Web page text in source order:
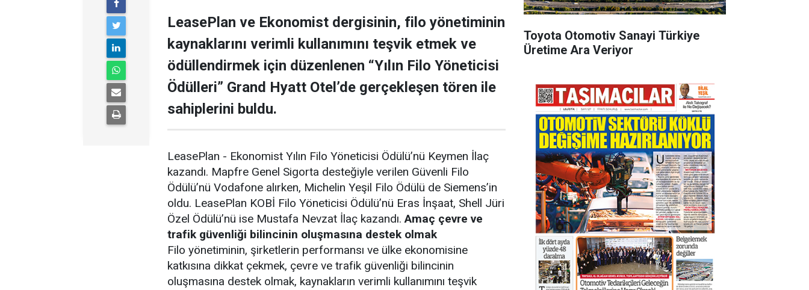
LeasePlan ve Ekonomist dergisinin, filo yönetiminin
kaynaklarını verimli kullanımını teşvik etmek ve
ödüllendirmek için düzenlenen “Yılın Filo Yöneticisi
Ödülleri” Grand Hyatt Otel’de gerçekleşen tören ile
sahiplerini buldu.
LeasePlan - Ekonomist Yılın Filo Yöneticisi Ödülü’nü Keymen İlaç
kazandı. Mapfre Genel Sigorta desteğiyle verilen Güvenli Filo
Ödülü’nü Vodafone alırken, Michelin Yeşil Filo Ödülü de Siemens’in
oldu. LeasePlan KOBİ Filo Yöneticisi Ödülü’nü Eras İnşaat, Shell Jüri
Özel Ödülü’nü ise Mustafa Nevzat İlaç kazandı.Amaç çevre ve
trafik güvenliği bilincinin oluşmasına destek olmak
Filo yönetiminin, şirketlerin performansı ve ülke ekonomisine
katkısına dikkat çekmek, çevre ve trafik güvenliği bilincinin
oluşmasına destek olmak, kaynakların verimli kullanımını teşvik
Toyota Otomotiv Sanayi Türkiye
Üretime Ara Veriyor